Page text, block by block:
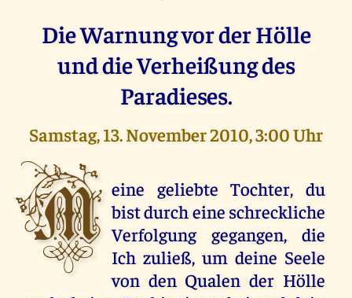
Die Warnung vor der Hölle
und die Verheißung des
Paradieses.
Samstag, 13. November 2010, 3:00 Uhr
M eine geliebte Tochter, du
bist durch eine schreckliche
Verfolgung gegangen, die
Ich zuließ, um deine Seele
von den Qualen der Hölle